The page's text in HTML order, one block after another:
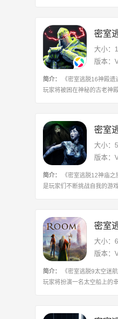
密室
大小：
版本：
简介：
《密室逃脱16神殿遗
玩家将被困在神秘的古老神
密室
大小：
版本：
简介：
《密室逃脱12神庙
是玩家们不断挑战自我的游
密室
大小：
版本：
简介：
《密室逃脱9太空迷
玩家将扮演一名太空船上的